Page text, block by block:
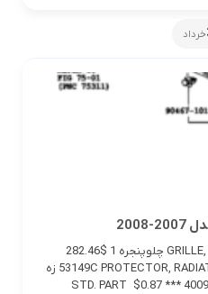
خرداد
53111 GRILLE, RADIATOR 53101-48200 چلوپنجره 1 $282.46
53149C PROTECTOR, RADIATOR GRILLE, NO.2 53149-48040 زه
دور جلو پنجره 1 $12.41 90164-40096 *** STD. PART $0.87